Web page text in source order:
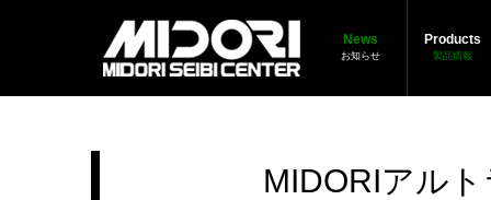
News
お知らせ
Products
製品情報
MIDORIアル